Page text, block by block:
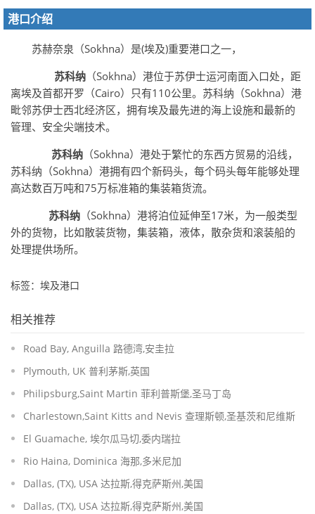
港口介绍
苏赫奈泉（Sokhna）是(埃及)重要港口之一，
苏科纳 （Sokhna）港位于苏伊士运河南面入口处，距
离埃及首都开罗（Cairo）只有110公里。苏科纳（Sokhna）港
毗邻苏伊士西北经济区，拥有埃及最先进的海上设施和最新的
管理、安全尖端技术。
苏科纳 （Sokhna）港处于繁忙的东西方贸易的沿线，
苏科纳（Sokhna）港拥有四个新码头，每个码头每年能够处理
高达数百万吨和75万标准箱的集装箱货流。
苏科纳 （Sokhna）港将泊位延伸至17米，为一般类型
外的货物，比如散装货物，集装箱，液体，散杂货和滚装船的
处理提供场所。
标签：埃及港口
相关推荐
Road Bay, Anguilla 路德湾,安圭拉
Plymouth, UK 普利茅斯,英国
Philipsburg,Saint Martin 菲利普斯堡,圣马丁岛
Charlestown,Saint Kitts and Nevis 查理斯顿,圣基茨和尼维斯
El Guamache, 埃尔瓜马切,委内瑞拉
Rio Haina, Dominica 海那,多米尼加
Dallas, (TX), USA 达拉斯,得克萨斯州,美国
Dallas, (TX), USA 达拉斯,得克萨斯州,美国